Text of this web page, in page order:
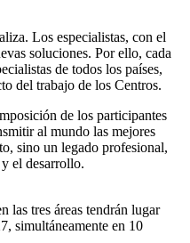
Los especialistas, con el
soluciones. Por ello, cada
de todos los países,
del trabajo de los Centros.
de los participantes
al mundo las mejores
sino un legado profesional,
el desarrollo.
las tres áreas tendrán lugar
simultáneamente en 10